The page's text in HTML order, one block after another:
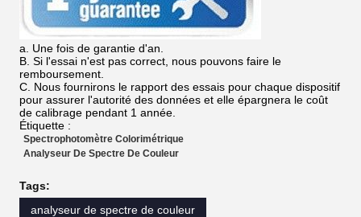
a. Une fois de garantie d'an.
B. Si l'essai n'est pas correct, nous pouvons faire le
remboursement.
C. Nous fournirons le rapport des essais pour chaque dispositif
pour assurer l'autorité des données et elle épargnera le coût
de calibrage pendant 1 année.
Étiquette :
Spectrophotomètre Colorimétrique
Analyseur De Spectre De Couleur
Tags:
analyseur de spectre de couleur